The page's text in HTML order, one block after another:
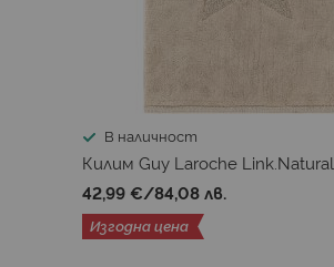
В наличност
Килим Guy Laroche Link.Natural
42,99 €/84,08 лв.
Изгодна цена